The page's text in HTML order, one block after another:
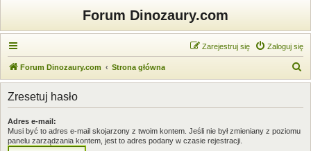
Forum Dinozaury.com
Zaloguj się
Zarejestruj się
Forum Dinozaury.com Strona główna
z
Zresetuj hasło
Adres e-mail:
Musi być to adres e-mail skojarzony z twoim kontem. Jeśli nie był zmieniany z poziomu
panelu zarządzania kontem, jest to adres podany w czasie rejestracji.